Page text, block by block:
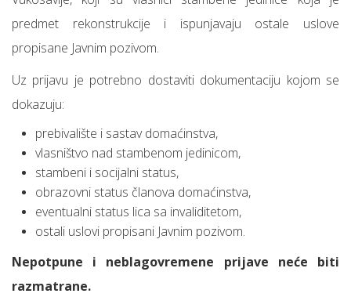
predmet rekonstrukcije i ispunjavaju ostale uslove
propisane Javnim pozivom.
Uz prijavu je potrebno dostaviti dokumentaciju kojom se
dokazuju:
prebivalište i sastav domaćinstva,
vlasništvo nad stambenom jedinicom,
stambeni i socijalni status,
obrazovni status članova domaćinstva,
eventualni status lica sa invaliditetom,
ostali uslovi propisani Javnim pozivom.
Nepotpune i neblagovremene prijave neće biti
razmatrane.